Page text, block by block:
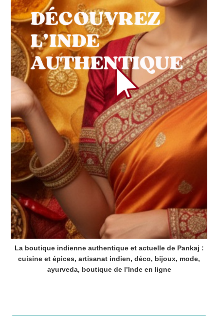
La boutique indienne authentique et actuelle de Pankaj :
cuisine et épices, artisanat indien, déco, bijoux, mode,
ayurveda, boutique de l’Inde en ligne